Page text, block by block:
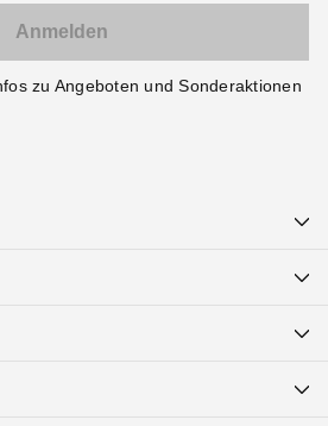
zu Angeboten und Sonderaktionen